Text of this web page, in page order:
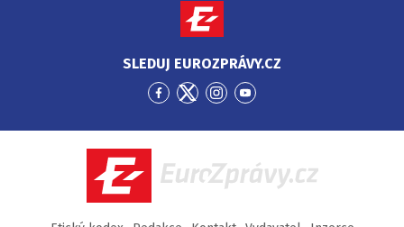
SLEDUJ EUROZPRÁVY.CZ
Přejít
Facebook
Přejít
Twitter
Přejít
Instagram
Přejít
YouTube
EuroZprávy.cz